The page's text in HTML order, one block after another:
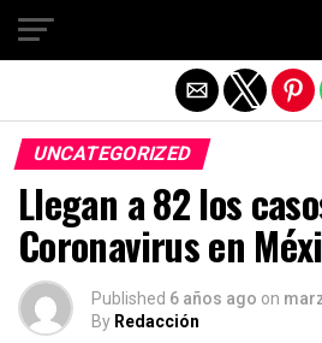
UNCATEGORIZED
Llegan a 82 los
Coronavirus en
Published 6 años ago on
By Redacción